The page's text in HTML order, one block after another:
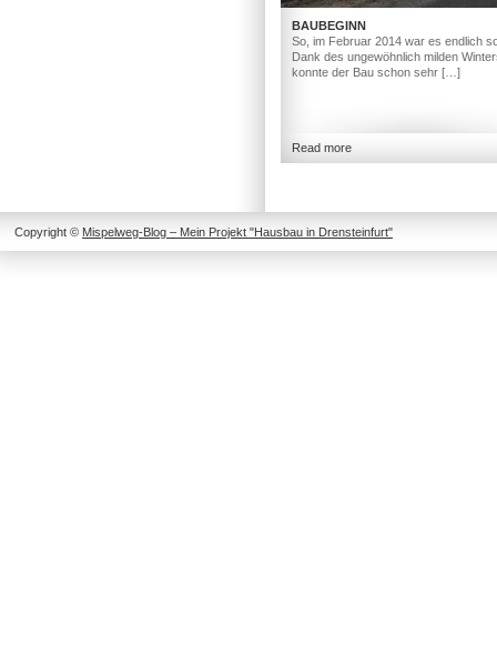
BAUBEGINN
So, im Februar 2014 war es endlich
Dank des ungewöhnlich milden
konnte der Bau schon sehr […]
Read more
Copyright © Mispelweg-Blog – Mein Projekt "Hausbau in Drensteinfurt"